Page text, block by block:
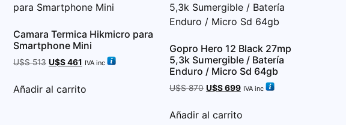
Camara Termica Hikmicro para
Smartphone Mini
U$S513 U$S461 IVA inc
Añadir al carrito
Gopro Hero 12 Black 27mp
5,3k Sumergible / Batería
Enduro / Micro Sd 64gb
U$S870 U$S699 IVA inc
Añadir al carrito